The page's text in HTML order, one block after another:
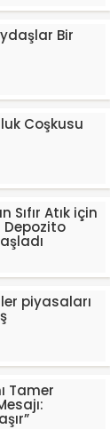
Bir
Coşkusu
Sıfır Atık için
Depozito
piyasaları
Tamer